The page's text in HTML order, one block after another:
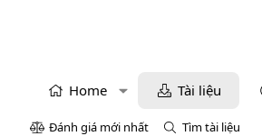
Home Tài liệu
Đánh giá mới nhất Tìm tài liệu